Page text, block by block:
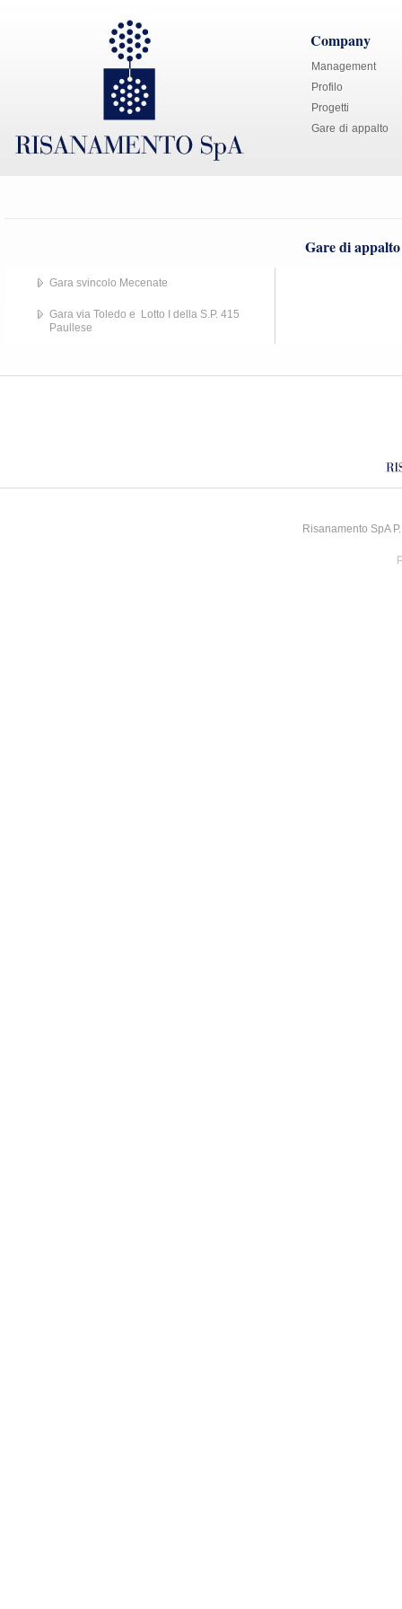
Company
Management
Profilo
Progetti
Gare di appalto
Gare di appalto
Gara svincolo Mecenate
Gara via Toledo e Lotto I della S.P. 415
Paullese
Risanamento SpA